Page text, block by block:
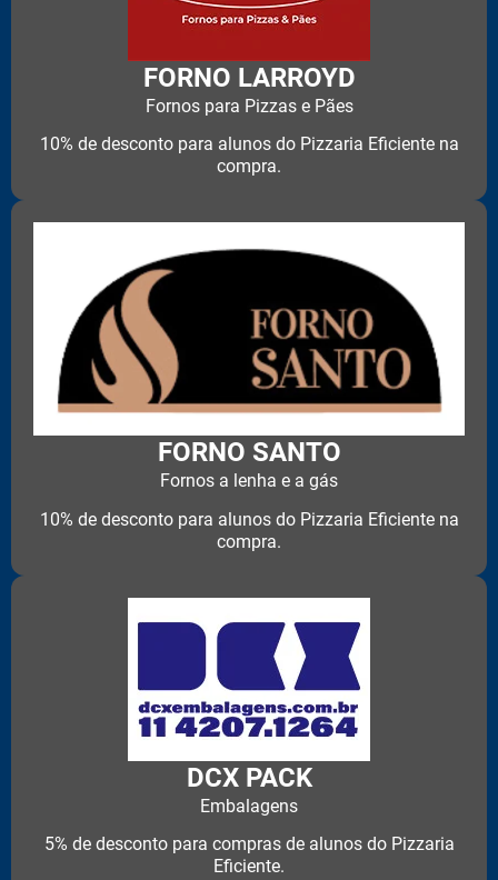
FORNO LARROYD
Fornos para Pizzas e Pães
10% de desconto para alunos do Pizzaria Eficiente na
compra.
FORNO SANTO
Fornos a lenha e a gás
10% de desconto para alunos do Pizzaria Eficiente na
compra.
DCX PACK
Embalagens
5% de desconto para compras de alunos do Pizzaria
Eficiente.